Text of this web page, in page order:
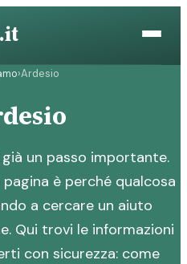
›Ardesio
un passo importante.
è perché qualcosa
a cercare un aiuto
Qui trovi le informazioni
con sicurezza: come